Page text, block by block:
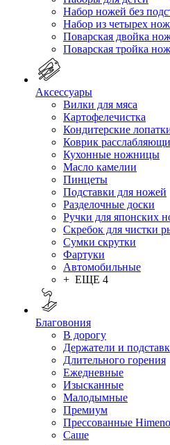
Набор ножей без
Набор из четырех
Поварская двойка
Поварская тройка
Аксессуары
Вилки для мяса
Картофелечистка
Кондитерские
Коврик
Кухонные ножницы
Масло камелии
Пинцеты
Подставки для ножей
Разделочные доски
Ручки для японских
Скребок для чистки
Сумки скрутки
Фартуки
Автомобильные
+ ЕЩЕ 4
Благовония
В дорогу
Держатели и
Длительного горения
Ежедневные
Изысканные
Малодымные
Премиум
Прессованные
Саше